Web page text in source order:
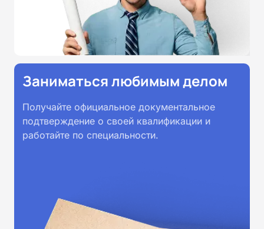
Заниматься любимым делом
Получайте официальное документальное
подтверждение о своей квалификации и
работайте по специальности.